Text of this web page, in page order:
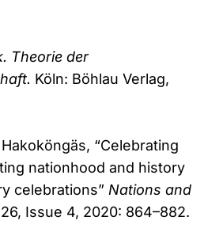
Theorie der
Köln: Böhlau Verlag,
“Celebrating
nationhood and history
celebrations” Nations and
Issue 4, 2020: 864–882.